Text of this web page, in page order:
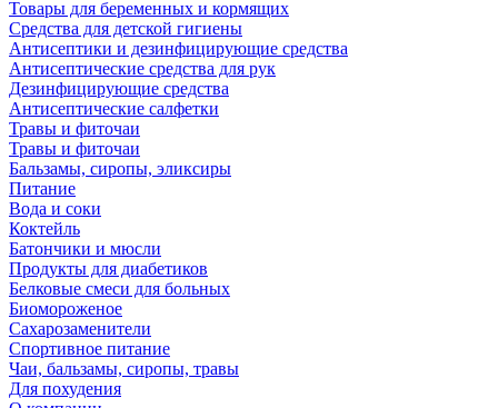
Товары для беременных и кормящих
Средства для детской гигиены
Антисептики и дезинфицирующие средства
Антисептические средства для рук
Дезинфицирующие средства
Антисептические салфетки
Травы и фиточаи
Травы и фиточаи
Бальзамы, сиропы, эликсиры
Питание
Вода и соки
Коктейль
Батончики и мюсли
Продукты для диабетиков
Белковые смеси для больных
Биомороженое
Сахарозаменители
Спортивное питание
Чаи, бальзамы, сиропы, травы
Для похудения